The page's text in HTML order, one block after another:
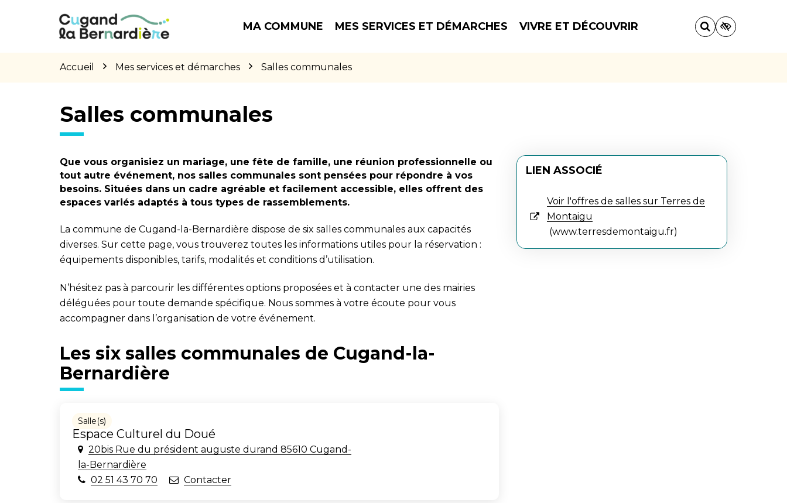
MA COMMUNE MES SERVICES ET DÉMARCHES VIVRE ET DÉCOUVRIR
Accueil Mes services et démarches Salles communales
Salles communales
Que vous organisiez un mariage, une fête de famille, une réunion professionnelle ou
tout autre événement, nos salles communales sont pensées pour répondre à vos
besoins. Situées dans un cadre agréable et facilement accessible, elles offrent des
espaces variés adaptés à tous types de rassemblements.
La commune de Cugand-la-Bernardière dispose de six salles communales aux capacités
diverses. Sur cette page, vous trouverez toutes les informations utiles pour la réservation :
équipements disponibles, tarifs, modalités et conditions d’utilisation.
N’hésitez pas à parcourir les différentes options proposées et à contacter une des mairies
déléguées pour toute demande spécifique. Nous sommes à votre écoute pour vous
accompagner dans l’organisation de votre événement.
Les six salles communales de Cugand-la-
Bernardière
Salle(s)
Espace Culturel du Doué
20bis Rue du président auguste durand 85610 Cugand-
la-Bernardière
02 51 43 70 70
Contacter
LIEN ASSOCIÉ
Voir l'offres de salles sur Terres de
Montaigu
www.terresdemontaigu.fr